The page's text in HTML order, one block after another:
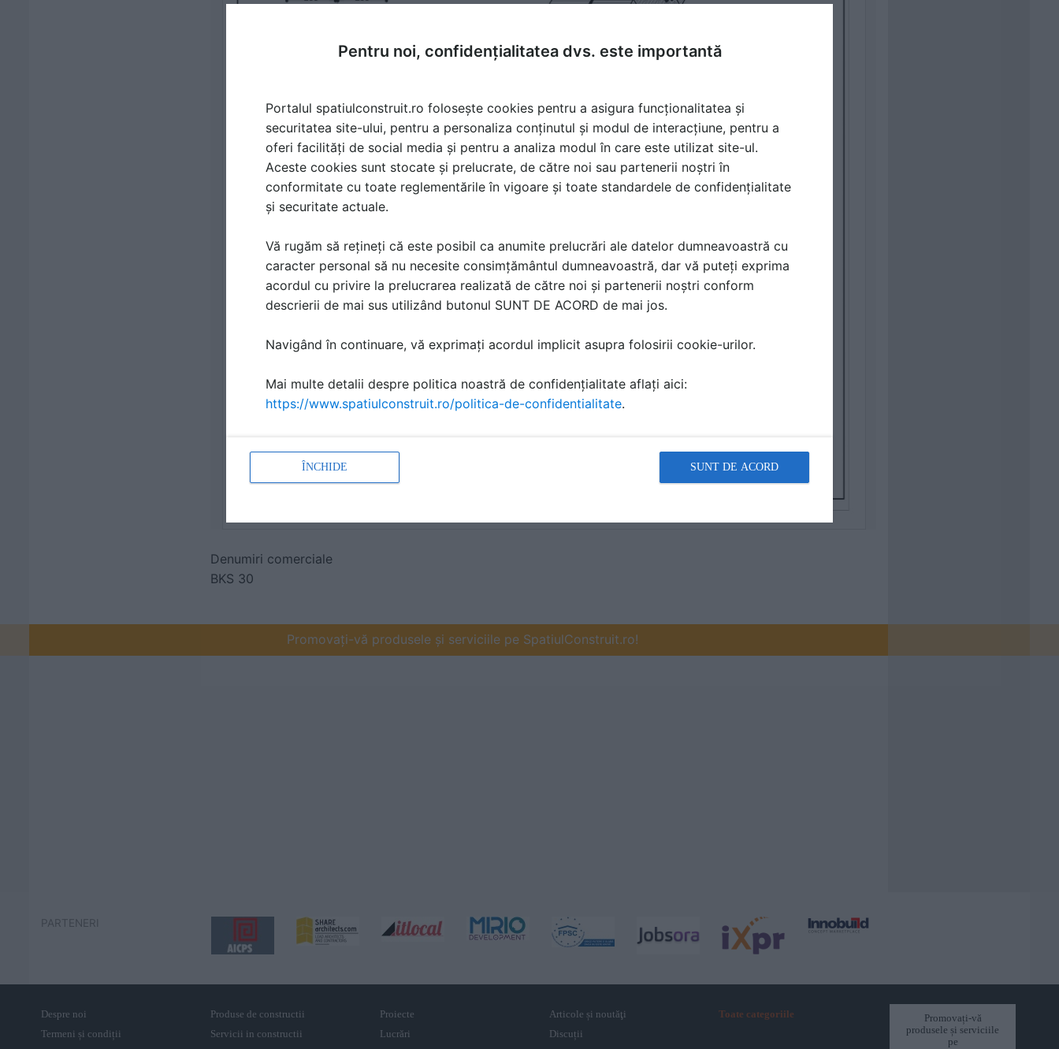
Denumiri comerciale
BKS 30
Promovați-vă produsele și serviciile pe SpatiulConstruit.ro!
PARTENERI
Despre noi
Termeni și condiții
Produse de constructii
Servicii in constructii
Proiecte
Lucrări
Articole și noutăţi
Discuții
Toate categoriile
Promovați-vă
produsele și serviciile
pe
Pentru noi, confidențialitatea dvs. este importantă
Portalul spatiulconstruit.ro folosește cookies pentru a asigura funcționalitatea și
securitatea site-ului, pentru a personaliza conținutul și modul de interacțiune, pentru a
oferi facilități de social media și pentru a analiza modul în care este utilizat site-ul.
Aceste cookies sunt stocate și prelucrate, de către noi sau partenerii noștri în
conformitate cu toate reglementările în vigoare și toate standardele de confidențialitate
și securitate actuale.
Vă rugăm să rețineți că este posibil ca anumite prelucrări ale datelor dumneavoastră cu
caracter personal să nu necesite consimțământul dumneavoastră, dar vă puteți exprima
acordul cu privire la prelucrarea realizată de către noi și partenerii noștri conform
descrierii de mai sus utilizând butonul SUNT DE ACORD de mai jos.
Navigând în continuare, vă exprimați acordul implicit asupra folosirii cookie-urilor.
Mai multe detalii despre politica noastră de confidențialitate aflați aici:
https://www.spatiulconstruit.ro/politica-de-confidentialitate.
ÎNCHIDE SUNT DE ACORD